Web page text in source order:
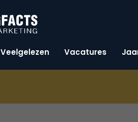
Veelgelezen Vacatures